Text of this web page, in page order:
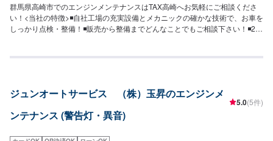
群馬県高崎市でのエンジンメンテナンスはTAX高崎へお気軽にご相談くださ
い！<当社の特徴>◾自社工場の充実設備とメカニックの確かな技術で、お車を
しっかり点検・整備！◾販売から整備までどんなことでもご相談下さい！◾24
安く済ませたい…★時間があまり取れない…★車が動かなくなってしまっ
車-----納期について-----納期は通常3日～5日程度で納車となります。(要相談)
納期は前後する場合がございます。予めご了承ください。-----代車について---
--無料の代車をご用意しています。お車の作業中は代車をご利用ください。※
付方法-----入庫の際はお気をつけてお越しください。駐車スペースは事務所前
ジュンオートサービス （株）玉昇のエンジンメ
ンテナンス (警告灯・異音)
5.0(5件)